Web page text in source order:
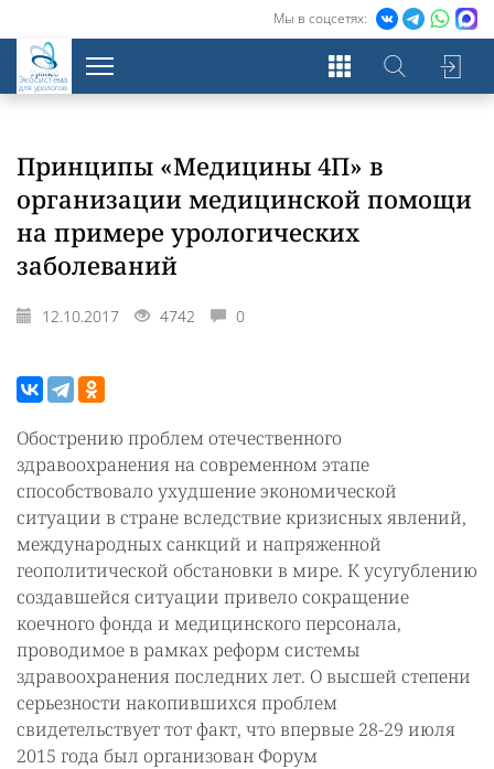
Мы в соцсетях:
Экосистема
для урологов
Принципы «Медицины 4П» в
организации медицинской помощи
на примере урологических
заболеваний
12.10.2017 4742 0
Обострению проблем отечественного
здравоохранения на современном этапе
способствовало ухудшение экономической
ситуации в стране вследствие кризисных явлений,
международных санкций и напряженной
геополитической обстановки в мире. К усугублению
создавшейся ситуации привело сокращение
коечного фонда и медицинского персонала,
проводимое в рамках реформ системы
здравоохранения последних лет. О высшей степени
серьезности накопившихся проблем
свидетельствует тот факт, что впервые 28-29 июля
2015 года был организован Форум